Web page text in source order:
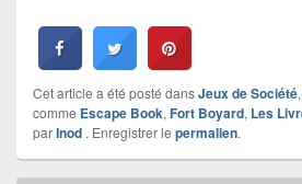
Cet article a été posté dansJeux de Société,
comme Escape Book, Fort Boyard, Les
parInod . Enregistrer le permalien.